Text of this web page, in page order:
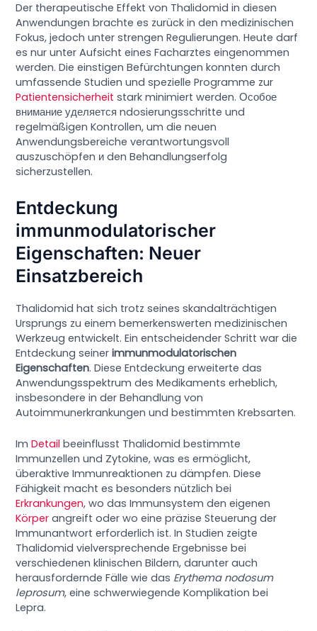
Der therapeutische Effekt von Thalidomid in diesen
Anwendungen brachte es zurück in den medizinischen
Fokus, jedoch unter strengen Regulierungen. Heute darf
es nur unter Aufsicht eines Facharztes eingenommen
werden. Die einstigen Befürchtungen konnten durch
umfassende Studien und spezielle Programme zur
Patientensicherheit stark minimiert werden. Особое
внимание уделяется ndosierungsschritte und
regelmäßigen Kontrollen, um die neuen
Anwendungsbereiche verantwortungsvoll
auszuschöpfen и den Behandlungserfolg
sicherzustellen.
Entdeckung
immunmodulatorischer
Eigenschaften: Neuer
Einsatzbereich
Thalidomid hat sich trotz seines skandalträchtigen
Ursprungs zu einem bemerkenswerten medizinischen
Werkzeug entwickelt. Ein entscheidender Schritt war die
Entdeckung seinerimmunmodulatorischen
Eigenschaften. Diese Entdeckung erweiterte das
Anwendungsspektrum des Medikaments erheblich,
insbesondere in der Behandlung von
Autoimmunerkrankungen und bestimmten Krebsarten.
ImDetail beeinflusst Thalidomid bestimmte
Immunzellen und Zytokine, was es ermöglicht,
überaktive Immunreaktionen zu dämpfen. Diese
Fähigkeit macht es besonders nützlich bei
Erkrankungen, wo das Immunsystem den eigenen
Körper angreift oder wo eine präzise Steuerung der
Immunantwort erforderlich ist. In Studien zeigte
Thalidomid vielversprechende Ergebnisse bei
verschiedenen klinischen Bildern, darunter auch
herausfordernde Fälle wie das Erythema nodosum
leprosum, eine schwerwiegende Komplikation bei
Lepra.